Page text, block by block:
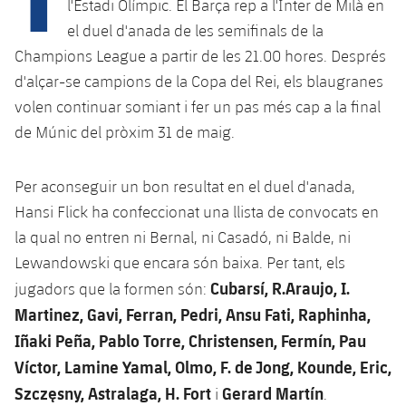
plusicon
més
Instal·lacions
Palau Blaugrana
Estadi Johan Cruyff
Barça Cafe
Ciutat Esportiva
La Masia
plusicon
més
Serveis
plusicon
més
SUB13
SUB12
SUB11 A
SUB10 A
SUB10 B
SUB9 A
SUB9 B
SUB8 A
SUB13 B
SUB12 C
SUB11 C
Entrades
Gameday Shows
Resultats
Classificacions
Jugadors
Fotos
Història
Palmarès
Base
Barça Atlètic
Junior
Cadet A
Cadet B
Infantil A
Infantil B
Mini
Campus Estiu
PLUSICON
MÉS
Primer Equip
plusicon
més
Calendari
Entrades
Resultats
Classificació
Jugadors
Actualitat
Calendari
Resultats
Classificació
Jugadors
Base
plusicon
més
Actualitat
Juvenil
Cadet A
Cadet B
PLUSICON
MÉS
Primer equip
plusicon
més
Actualitat
Calendari
Barça Atlètic
plusicon
més
Actualitat
l'Estadi Olímpic. El Barça rep a l'Inter de Milà en
el duel d'anada de les semifinals de la
Champions League a partir de les 21.00 hores. Després
d'alçar-se campions de la Copa del Rei, els blaugranes
volen continuar somiant i fer un pas més cap a la final
de Múnic del pròxim 31 de maig.
Per aconseguir un bon resultat en el duel d'anada,
Hansi Flick ha confeccionat una llista de convocats en
la qual no entren ni Bernal, ni Casadó, ni Balde, ni
Lewandowski que encara són baixa. Per tant, els
jugadors que la formen són: Cubarsí, R.Araujo, I.
Martinez, Gavi, Ferran, Pedri, Ansu Fati, Raphinha,
Iñaki Peña, Pablo Torre, Christensen, Fermín, Pau
Víctor, Lamine Yamal, Olmo, F. de Jong, Kounde, Eric,
Szczęsny, Astralaga, H. Fort i Gerard Martín